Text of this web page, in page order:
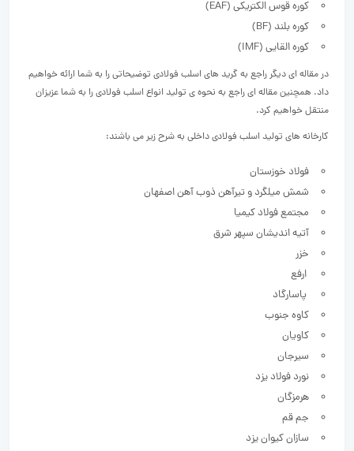
کوره قوس الکتریکی (EAF)
کوره بلند (BF)
کوره القایی (IMF)
در مقاله ای دیگر راجع به گرید های اسلب فولادی توضیحاتی را به شما ارائه خواهیم
داد. همچنین مقاله ای راجع به نحوه ی تولید انواع اسلب فولادی را به شما عزیزان
منتقل خواهیم کرد.
کارخانه های تولید اسلب فولادی داخلی به شرح زیر می باشند:
فولاد خوزستان
شمش میلگرد و تیرآهن ذوب آهن اصفهان
مجتمع فولاد کیمیا
آتیه اندیشان سپهر شرق
خزر
ارفع
پاسارگاد
کاوه جنوب
کاویان
سیرجان
نورد فولاد یزد
هرمزگان
جم قم
سازان کیوان یزد